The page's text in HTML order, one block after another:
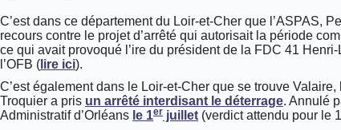
C’est dans ce département du Loir-et-Cher que l’ASPAS,
recours contre le projet d’arrêté qui autorisait la période
ce qui avait provoqué l’ire du président de la FDC 41
l’OFB ( lire ici).
C’est également dans le Loir-et-Cher que se trouve
Troquier a pris un arrêté interdisant le déterrage. Annulé
Administratif d’Orléans le 1er juillet (verdict attendu pour le